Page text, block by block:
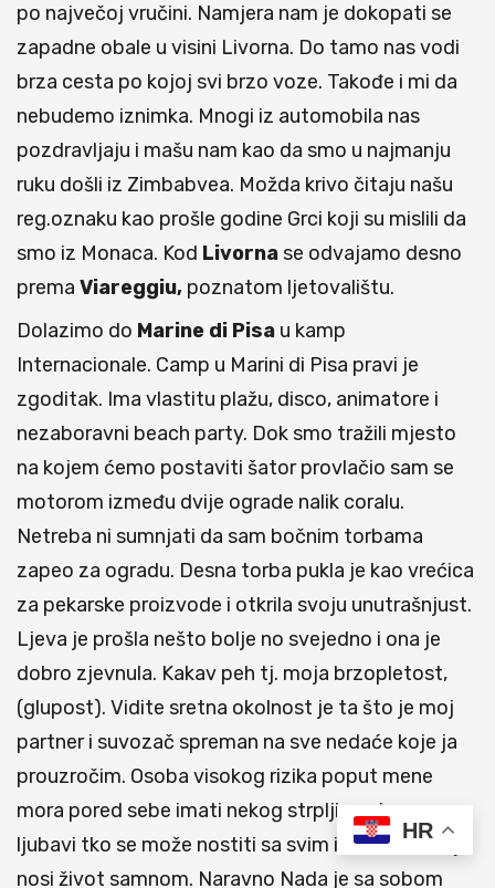
po največoj vručini. Namjera nam je dokopati se
zapadne obale u visini Livorna. Do tamo nas vodi
brza cesta po kojoj svi brzo voze. Takođe i mi da
nebudemo iznimka. Mnogi iz automobila nas
pozdravljaju i mašu nam kao da smo u najmanju
ruku došli iz Zimbabvea. Možda krivo čitaju našu
reg.oznaku kao prošle godine Grci koji su mislili da
smo iz Monaca. Kod Livornase odvajamo desno
prema Viareggiu, poznatom ljetovalištu.
Dolazimo do Marine di Pisa u kamp
Internacionale. Camp u Marini di Pisa pravi je
zgoditak. Ima vlastitu plažu, disco, animatore i
nezaboravni beach party. Dok smo tražili mjesto
na kojem ćemo postaviti šator provlačio sam se
motorom između dvije ograde nalik coralu.
Netreba ni sumnjati da sam bočnim torbama
zapeo za ogradu. Desna torba pukla je kao vrećica
za pekarske proizvode i otkrila svoju unutrašnjust.
Ljeva je prošla nešto bolje no svejedno i ona je
dobro zjevnula. Kakav peh tj. moja brzopletost,
(glupost). Vidite sretna okolnost je ta što je moj
partner i suvozač spreman na sve nedaće koje ja
prouzročim. Osoba visokog rizika poput mene
mora pored sebe imati nekog strpljivog i punog
ljubavi tko se može nostiti sa svim izazovima koje
nosi život samnom. Naravno Nada je sa sobom
HR